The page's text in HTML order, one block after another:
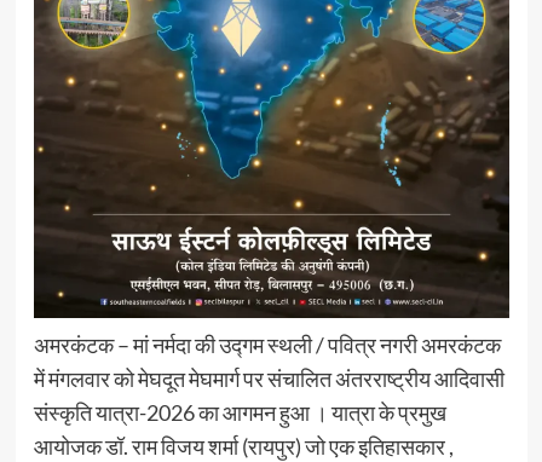
अमरकंटक – मां नर्मदा की उद्गम स्थली / पवित्र नगरी अमरकंटक
में मंगलवार को मेघदूत मेघमार्ग पर संचालित अंतरराष्ट्रीय आदिवासी
संस्कृति यात्रा-2026 का आगमन हुआ । यात्रा के प्रमुख
आयोजक डॉ. राम विजय शर्मा (रायपुर) जो एक इतिहासकार ,